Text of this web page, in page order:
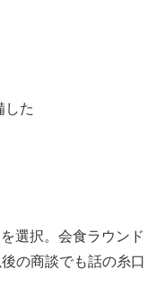
した
選択。会食ラウンド
の商談でも話の糸口